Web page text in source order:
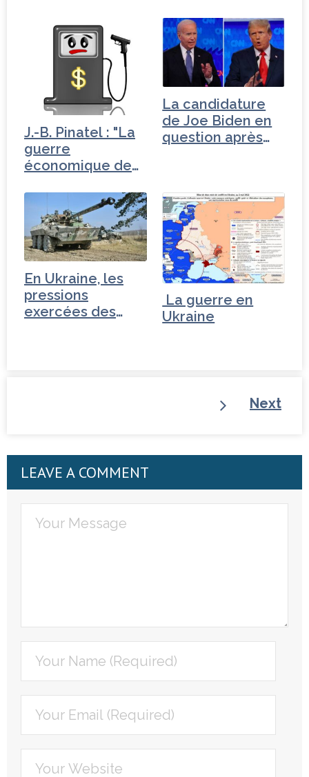
J.-B. Pinatel : "La
guerre
économique de
La candidature
de Joe Biden en
question après
En Ukraine, les
pressions
exercées des
La guerre en
Ukraine
Next
LEAVE A COMMENT